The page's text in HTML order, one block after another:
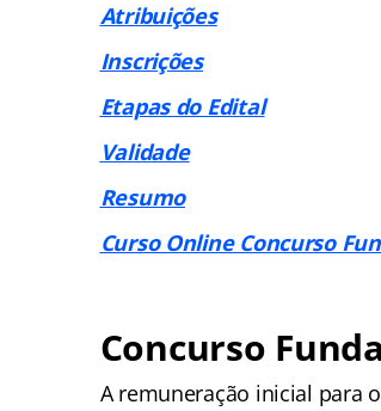
Atribuições
Inscrições
Etapas do Edital
Validade
Resumo
Curso Online Concurso
Concurso
A remuneração inicial para